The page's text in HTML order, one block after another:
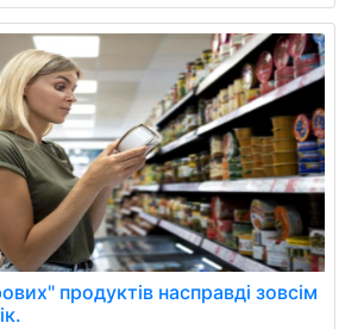
продуктів насправді зовсім